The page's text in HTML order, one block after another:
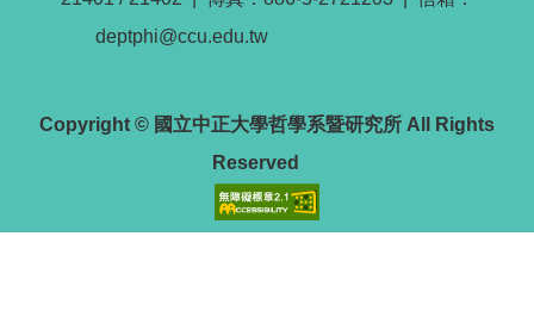
deptphi@ccu.edu.tw
Copyright © 國立中正大學哲學系暨研究所 All Rights
Reserved